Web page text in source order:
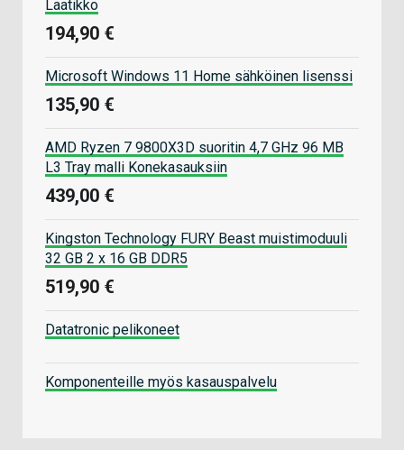
Laatikko
194,90 €
Microsoft Windows 11 Home sähköinen lisenssi
135,90 €
AMD Ryzen 7 9800X3D suoritin 4,7 GHz 96 MB
L3 Tray malli Konekasauksiin
439,00 €
Kingston Technology FURY Beast muistimoduuli
32 GB 2 x 16 GB DDR5
519,90 €
Datatronic pelikoneet
Komponenteille myös kasauspalvelu